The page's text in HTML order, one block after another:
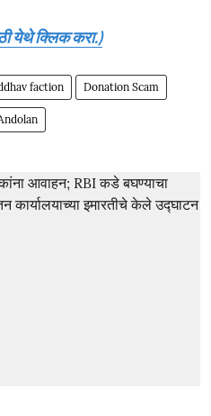
येथे क्लिक करा.)
faction Donation Scam